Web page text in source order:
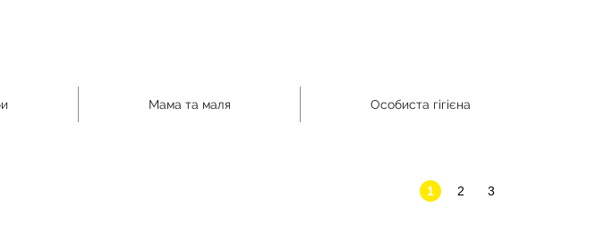
Мама та маля Особиста гігієна
1
2 3